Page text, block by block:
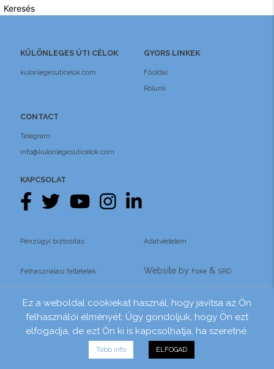
Keresés
KÜLÖNLEGES ÚTI CÉLOK
kulonlegesuticelok.com
GYORS LINKEK
Főoldal
Rólunk
CONTACT
Telegram:
info@kulonlegesuticelok.com
KAPCSOLAT
Pénzügyi biztosítás Adatvédelem
Felhasználási feltételek Website by Foke& SRD
Ez a weboldal cookiekat használ, hogy javítsa az Ön
felhasználói élményét. Úgy gondoljuk, hogy Ön ezt
elfogadja, de ezt Ön ki is kapcsolhatja, ha szeretné.
Több info ELFOGAD